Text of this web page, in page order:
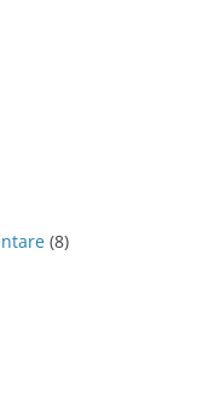
(8)